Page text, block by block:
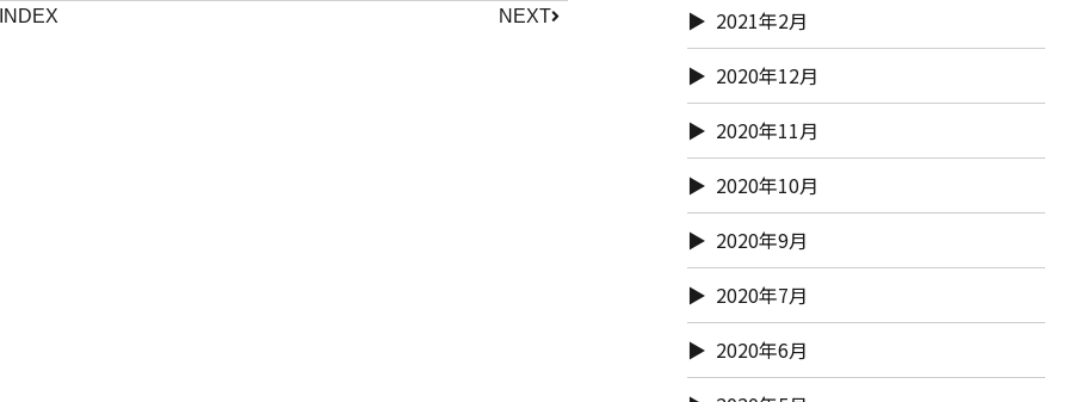
NEXT
2021年2月
2020年12月
2020年11月
2020年10月
2020年9月
2020年7月
2020年6月